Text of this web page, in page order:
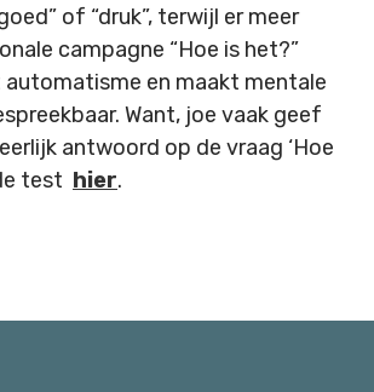
of “druk”, terwijl er meer
campagne “Hoe is het?”
en maakt mentale
Want, joe vaak geef
antwoord op de vraag ‘Hoe
test hier.